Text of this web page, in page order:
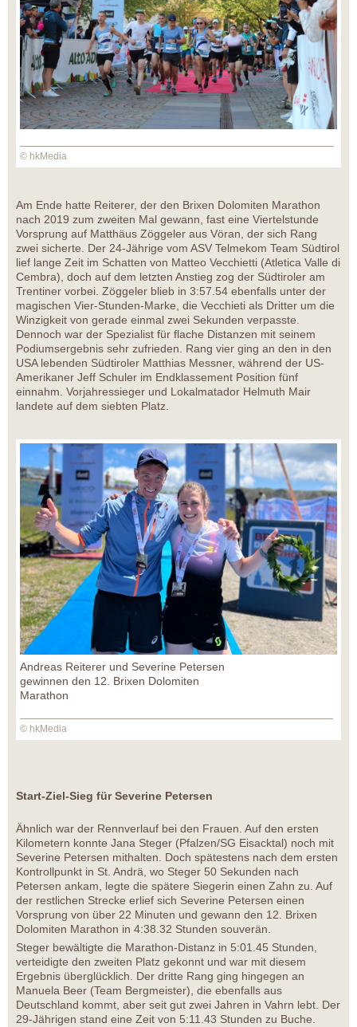
© hkMedia
Am Ende hatte Reiterer, der den Brixen Dolomiten Marathon
nach 2019 zum zweiten Mal gewann, fast eine Viertelstunde
Vorsprung auf Matthäus Zöggeler aus Vöran, der sich Rang
zwei sicherte. Der 24-Jährige vom ASV Telmekom Team Südtirol
lief lange Zeit im Schatten von Matteo Vecchietti (Atletica Valle di
Cembra), doch auf dem letzten Anstieg zog der Südtiroler am
Trentiner vorbei. Zöggeler blieb in 3:57.54 ebenfalls unter der
magischen Vier-Stunden-Marke, die Vecchieti als Dritter um die
Winzigkeit von gerade einmal zwei Sekunden verpasste.
Dennoch war der Spezialist für flache Distanzen mit seinem
Podiumsergebnis sehr zufrieden. Rang vier ging an den in den
USA lebenden Südtiroler Matthias Messner, während der US-
Amerikaner Jeff Schuler im Endklassement Position fünf
einnahm. Vorjahressieger und Lokalmatador Helmuth Mair
landete auf dem siebten Platz.
Andreas Reiterer und Severine Petersen
gewinnen den 12. Brixen Dolomiten
Marathon
© hkMedia
Start-Ziel-Sieg für Severine Petersen
Ähnlich war der Rennverlauf bei den Frauen. Auf den ersten
Kilometern konnte Jana Steger (Pfalzen/SG Eisacktal) noch mit
Severine Petersen mithalten. Doch spätestens nach dem ersten
Kontrollpunkt in St. Andrä, wo Steger 50 Sekunden nach
Petersen ankam, legte die spätere Siegerin einen Zahn zu. Auf
der restlichen Strecke erlief sich Severine Petersen einen
Vorsprung von über 22 Minuten und gewann den 12. Brixen
Dolomiten Marathon in 4:38.32 Stunden souverän.
Steger bewältigte die Marathon-Distanz in 5:01.45 Stunden,
verteidigte den zweiten Platz gekonnt und war mit diesem
Ergebnis überglücklich. Der dritte Rang ging hingegen an
Manuela Beer (Team Bergmeister), die ebenfalls aus
Deutschland kommt, aber seit gut zwei Jahren in Vahrn lebt. Der
29-Jährigen stand eine Zeit von 5:11.43 Stunden zu Buche.